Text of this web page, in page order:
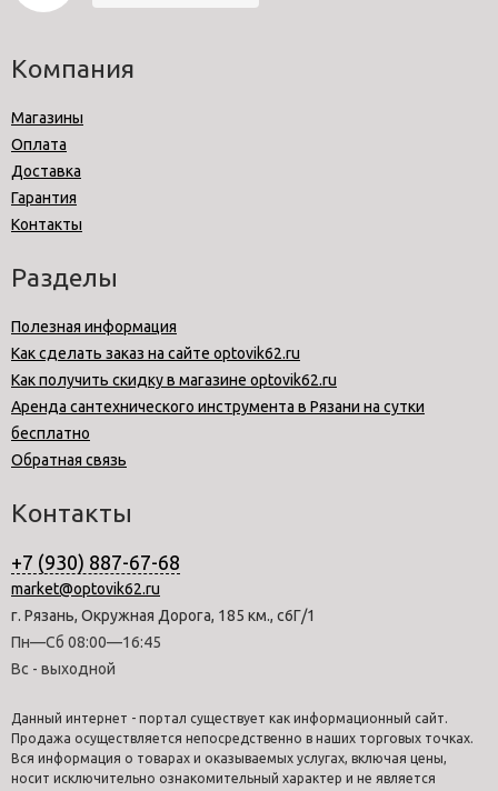
Компания
Магазины
Оплата
Доставка
Гарантия
Контакты
Разделы
Полезная информация
Как сделать заказ на сайте optovik62.ru
Как получить скидку в магазине optovik62.ru
Аренда сантехнического инструмента в Рязани на сутки
бесплатно
Обратная связь
Контакты
+7 (930) 887-67-68
market@optovik62.ru
г. Рязань, Окружная Дорога, 185 км., с6Г/1
Пн—Сб 08:00—16:45
Вс - выходной
Данный интернет - портал существует как информационный сайт.
Продажа осуществляется непосредственно в наших торговых точках.
Вся информация о товарах и оказываемых услугах, включая цены,
носит исключительно ознакомительный характер и не является